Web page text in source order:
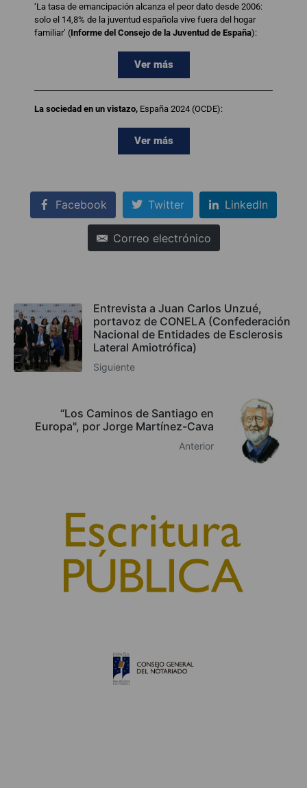
‘La tasa de emancipación alcanza el peor dato desde 2006:
solo el 14,8% de la juventud española vive fuera del hogar
familiar’ (Informe del Consejo de la Juventud de España):
Ver más
La sociedad en un vistazo, España 2024 (OCDE):
Ver más
Facebook Twitter LinkedIn
Correo electrónico
Entrevista a Juan Carlos Unzué,
portavoz de CONELA (Confederación
Nacional de Entidades de Esclerosis
Lateral Amiotrófica)
Siguiente
“Los Caminos de Santiago en
Europa", por Jorge Martínez-Cava
Anterior